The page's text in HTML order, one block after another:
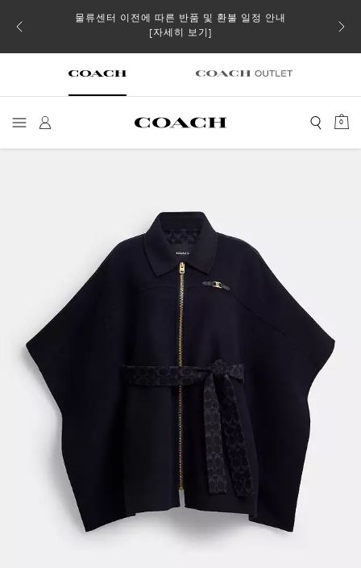
스트
물류센터 이전에 따른 반품 및 환불 일정 안내
[자세히 보기]
일부
0